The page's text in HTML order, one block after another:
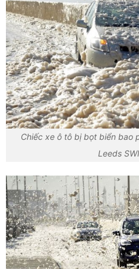
Chiếc xe ô tô bị bọt biển bao
Leeds